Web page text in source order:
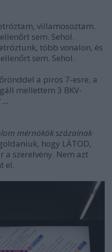
villamosoztam.
sem. Sehol.
több vonalon, és
sem. Sehol.
a piros 7-esre, a
mellettem 3 BKV-
mérnökök százainak
hogy LÁTOD,
szerelvény. Nem azt
el.